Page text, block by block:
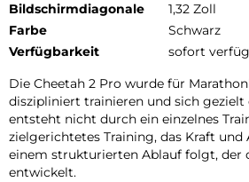
Bildschirmdiagonale
1,32 Zoll
Farbe
Schwarz
Verfügbarkeit
sofort
Die Cheetah 2 Pro wurde für
diszipliniert trainieren und sich
entsteht nicht durch ein einzelnes
zielgerichtetes Training, das Kraft und
einem strukturierten Ablauf folgt, der
entwickelt.